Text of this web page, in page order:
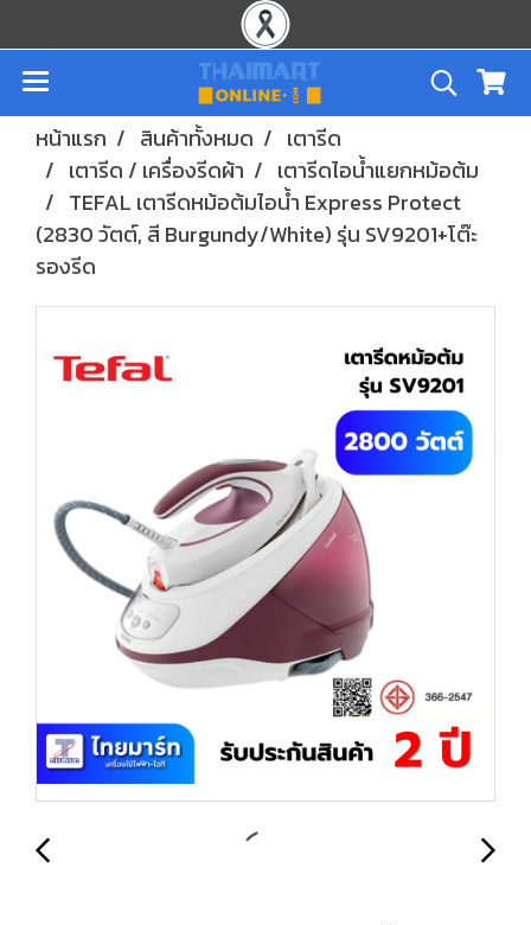
หน้าแรก สินค้าทั้งหมด
เตารีด
เตารีด / เครื่องรีดผ้า
เตารีดไอน้ำแยกหม้อต้ม
TEFAL เตารีดหม้อต้มไอน้ำ Express Protect
(2830 วัตต์, สี Burgundy/White) รุ่น SV9201+โต๊ะ
รองรีด